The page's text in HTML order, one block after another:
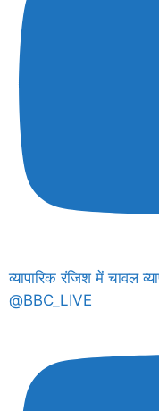
व्यापारिक रंजिश में चावल
@BBC_LIVE